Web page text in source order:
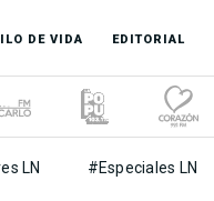
DE VIDA EDITORIAL
LN #Especiales LN